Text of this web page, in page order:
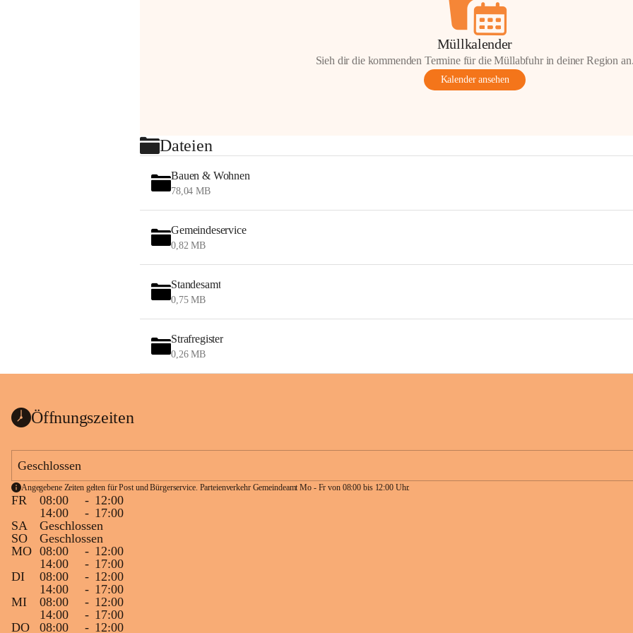
Müllkalender
Sieh dir die kommenden Termine für die Müllabfuhr in deiner Region
Kalender ansehen
Dateien
Bauen & Wohnen
78,04 MB
Gemeindeservice
0,82 MB
Standesamt
0,75 MB
Strafregister
0,26 MB
Öffnungszeiten
Geschlossen
Angegebene Zeiten gelten für Post und Bürgerservice. Parteienverkehr Gemeindeamt Mo - Fr von 08:00 bis 12:00 Uhr.
FR 08:00 - 12:00
14:00
- 17:00
SA
Geschlossen
SO
Geschlossen
MO 08:00 - 12:00
14:00
- 17:00
DI
08:00 - 12:00
14:00
- 17:00
MI
08:00 - 12:00
14:00
- 17:00
DO
08:00 - 12:00